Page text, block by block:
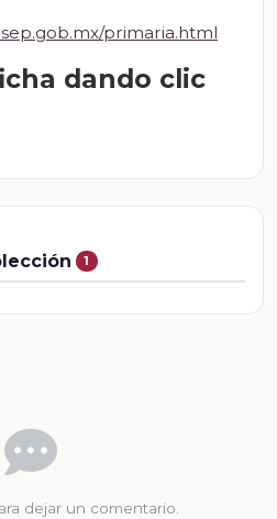
primaria.html
dando clic
1
dejar un comentario.